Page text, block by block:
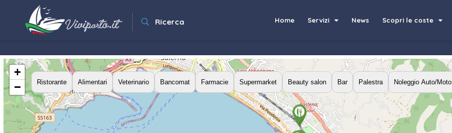
Ricerca Home Servizi News Scopri le coste
Ristorante Alimentari Veterinario Bancomat Farmacie Supermarket Beauty salon Bar Palestra Noleggio Auto/Moto
+
−